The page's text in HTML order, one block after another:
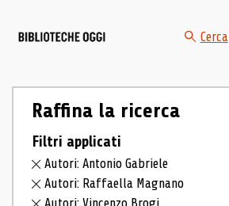
Cerca
Raffina la ricerca
Filtri applicati
Autori: Antonio Gabriele
Autori: Raffaella Magnano